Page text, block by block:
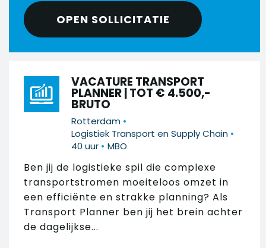
OPEN SOLLICITATIE
VACATURE TRANSPORT
PLANNER | TOT € 4.500,-
BRUTO
Rotterdam •
Logistiek Transport en Supply Chain •
40 uur • MBO
Ben jij de logistieke spil die complexe
transportstromen moeiteloos omzet in
een efficiënte en strakke planning? Als
Transport Planner ben jij het brein achter
de dagelijkse...